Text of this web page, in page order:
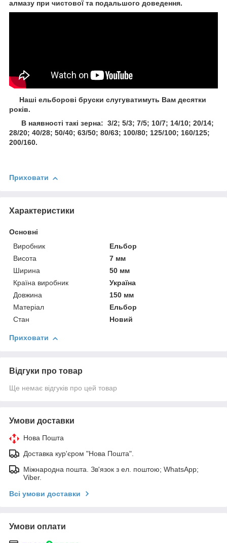
алмазу при чистової та подальшого доведення.
Наші ельборові бруски слугуватимуть Вам десятки
років.
В наявності такі зерна: 3/2; 5/3; 7/5; 10/7; 14/10; 20/14;
28/20; 40/28; 50/40; 63/50; 80/63; 100/80; 125/100; 160/125;
200/160.
Приховати
Характеристики
Основні
Виробник
Ельбор
Висота
7 мм
Ширина
50 мм
Країна виробник
Україна
Довжина
150 мм
Матеріал
Ельбор
Стан
Новий
Приховати
Відгуки про товар
Ще немає відгуків про цей товар
Умови доставки
Нова Пошта
Доставка кур'єром "Нова Пошта".
Міжнародна пошта. Зв'язок з ел. поштою; WhatsApp;
Viber.
Всі умови доставки
Умови оплати